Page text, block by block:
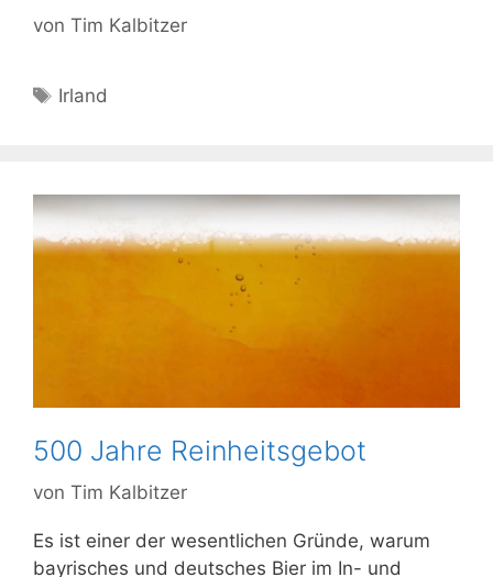
von Tim Kalbitzer
Schlagwörter
Irland
500 Jahre Reinheitsgebot
von Tim Kalbitzer
Es ist einer der wesentlichen Gründe, warum
bayrisches und deutsches Bier im In- und